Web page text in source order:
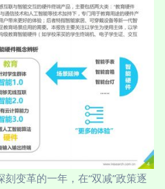
变革的一年，在“双减”政策逐